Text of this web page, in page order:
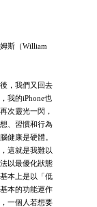
斯（William
，我們又回去
我的iPhone也
次靈光一閃，
、習慣和行為
健康是硬體。
這就是我難以
以最優化狀態
本上是以「低
本的功能運作
一個人若想要